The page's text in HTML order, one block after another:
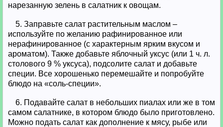
нарезанную зелень в салатник к овощам.
5. Заправьте салат растительным маслом –
используйте по желанию рафинированное или
нерафинированное (с характерным ярким вкусом и
ароматом). Также добавьте яблочный уксус (или 1 ч. л.
столового 9 % уксуса), подсолите салат и добавьте
специи. Все хорошенько перемешайте и попробуйте
блюдо на «соль-специи».
6. Подавайте салат в небольших пиалах или же в том
самом салатнике, в котором блюдо было приготовлено.
Можно подать салат как дополнение к мясу, рыбе или